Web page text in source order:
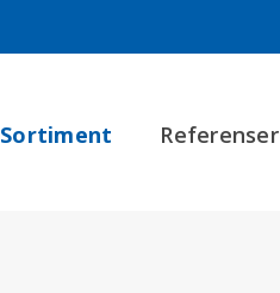
Sortiment Referenser